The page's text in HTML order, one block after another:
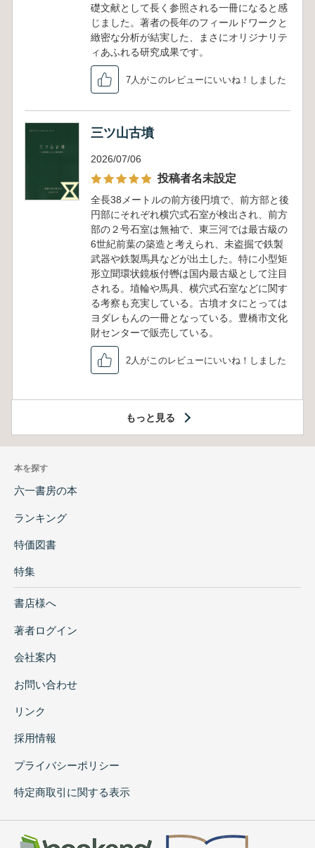
礎文献として長く参照される一冊になると感
じました。著者の長年のフィールドワークと
緻密な分析が結実した、まさにオリジナリテ
ィあふれる研究成果です。
7人がこのレビューにいいね！しました
三ツ山古墳
2026/07/06
投稿者名未設定
全長38メートルの前方後円墳で、前方部と後
円部にそれぞれ横穴式石室が検出され、前方
部の２号石室は無袖で、東三河では最古級の
6世紀前葉の築造と考えられ、未盗掘で鉄製
武器や鉄製馬具などが出土した。特に小型矩
形立聞環状鏡板付轡は国内最古級として注目
される。埴輪や馬具、横穴式石室などに関す
る考察も充実している。古墳オタにとっては
ヨダレもんの一冊となっている。豊橋市文化
財センターで販売している。
2人がこのレビューにいいね！しました
もっと見る
本を探す
六一書房の本
ランキング
特価図書
特集
書店様へ
著者ログイン
会社案内
お問い合わせ
リンク
採用情報
プライバシーポリシー
特定商取引に関する表示